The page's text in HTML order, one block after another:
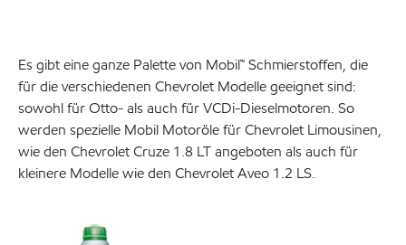
Es gibt eine ganze Palette von Mobil™ Schmierstoffen, die
für die verschiedenen Chevrolet Modelle geeignet sind:
sowohl für Otto- als auch für VCDi-Dieselmotoren. So
werden spezielle Mobil Motoröle für Chevrolet Limousinen,
wie den Chevrolet Cruze 1.8 LT angeboten als auch für
kleinere Modelle wie den Chevrolet Aveo 1.2 LS.